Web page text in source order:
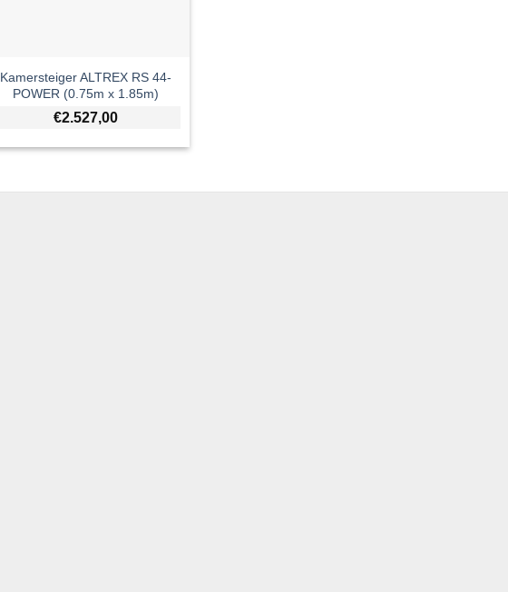
Kamersteiger ALTREX RS 44-
POWER (0.75m x 1.85m)
€2.527,00